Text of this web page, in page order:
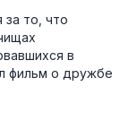
за то, что
в
фильм о дружбе